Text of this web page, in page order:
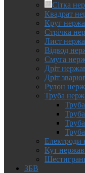
Сітка
Квадрат
Круг
Стрічка
Лист
Відвод
Смуга
Дріт
Дріт
Рулон
Труба
Електроди
Кут
ЗБВ